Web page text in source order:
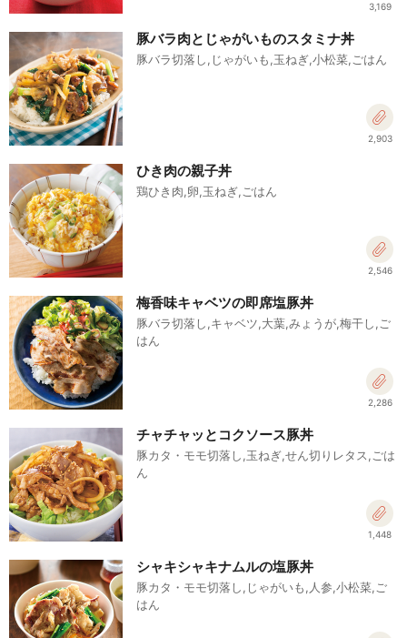
3,169
豚バラ肉とじゃがいものスタミナ丼
豚バラ切落し,じゃがいも,玉ねぎ,小松菜,ごはん
2,903
ひき肉の親子丼
鶏ひき肉,卵,玉ねぎ,ごはん
2,546
梅香味キャベツの即席塩豚丼
豚バラ切落し,キャベツ,大葉,みょうが,梅干し,ご
はん
2,286
チャチャッとコクソース豚丼
豚カタ・モモ切落し,玉ねぎ,せん切りレタス,ごは
ん
1,448
シャキシャキナムルの塩豚丼
豚カタ・モモ切落し,じゃがいも,人参,小松菜,ご
はん